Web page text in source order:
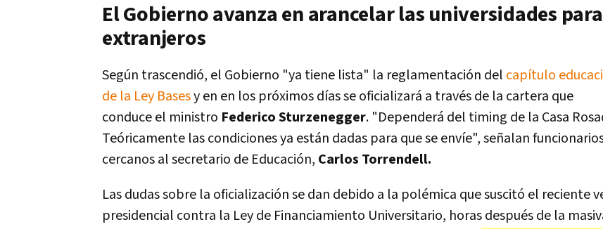
El Gobierno avanza en arancelar las universidades para
extranjeros
Según trascendió, el Gobierno "ya tiene lista" la reglamentación del capítulo
de la Ley Basesy en en los próximos días se oficializará a través de la cartera que
conduce el ministro Federico Sturzenegger. "Dependerá del timing de la Casa
Teóricamente las condiciones ya están dadas para que se envíe", señalan
cercanos al secretario de Educación, Carlos Torrendell.
Las dudas sobre la oficialización se dan debido a la polémica que suscitó el reciente
presidencial contra la Ley de Financiamiento Universitario, horas después de la